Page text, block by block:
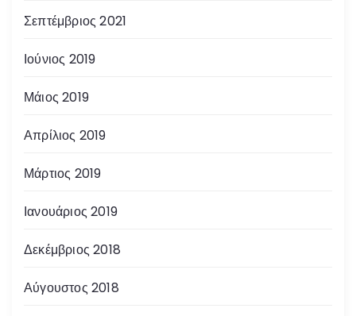
Σεπτέμβριος 2021
Ιούνιος 2019
Μάιος 2019
Απρίλιος 2019
Μάρτιος 2019
Ιανουάριος 2019
Δεκέμβριος 2018
Αύγουστος 2018